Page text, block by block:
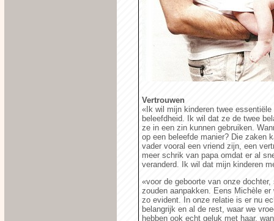
Vertrouwen
«Ik wil mijn kinderen twee
beleefdheid. Ik wil dat ze de twee
ze in een zin kunnen gebruiken.
op een beleefde manier? Die zaken
vader vooral een vriend zijn, een
meer schrik van papa omdat er al
veranderd. Ik wil dat mijn kinderen
«voor de geboorte van onze
zouden aanpakken. Eens Michèle
zo evident. In onze relatie is er nu
belangrijk en al de rest, waar we
hebben ook echt geluk met haar,